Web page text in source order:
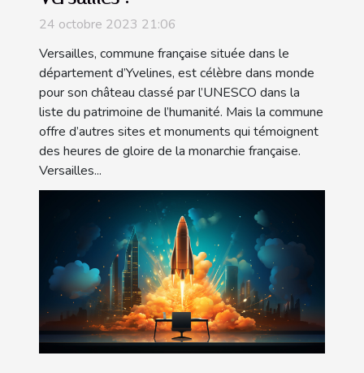
24 octobre 2023 21:06
Versailles, commune française située dans le
département d’Yvelines, est célèbre dans monde
pour son château classé par l’UNESCO dans la
liste du patrimoine de l’humanité. Mais la commune
offre d’autres sites et monuments qui témoignent
des heures de gloire de la monarchie française.
Versailles...